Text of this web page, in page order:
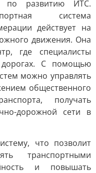
по развитию ИТС.
система
действует на
движения. Она
где специалисты
дорогах. С помощью
можно управлять
общественного
получать
дорожной сети в
что позволит
транспортными
и повышать